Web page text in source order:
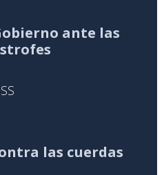
ante las
las cuerdas